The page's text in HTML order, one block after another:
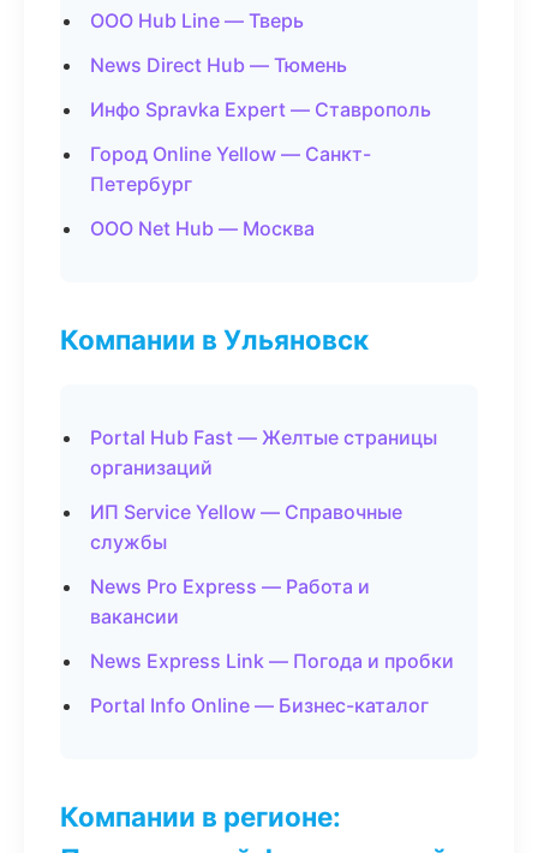
ООО Hub Line — Тверь
News Direct Hub — Тюмень
Инфо Spravka Expert — Ставрополь
Город Online Yellow — Санкт-
Петербург
ООО Net Hub — Москва
Компании в Ульяновск
Portal Hub Fast — Желтые страницы
организаций
ИП Service Yellow — Справочные
службы
News Pro Express — Работа и
вакансии
News Express Link — Погода и пробки
Portal Info Online — Бизнес-каталог
Компании в регионе: